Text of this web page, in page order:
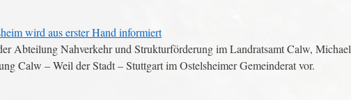
wird aus erster Hand informiert
Abteilung Nahverkehr und Strukturförderung im Landratsamt Calw, Michael
Calw – Weil der Stadt – Stuttgart im Ostelsheimer Gemeinderat vor.